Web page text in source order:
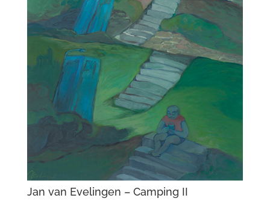
Jan van Evelingen – Camping II